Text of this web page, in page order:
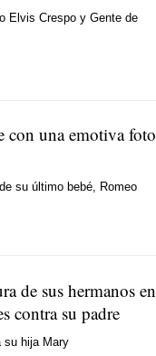
Elvis Crespo y Gente de
con una emotiva foto
su último bebé, Romeo
de sus hermanos en
contra su padre
su hija Mary